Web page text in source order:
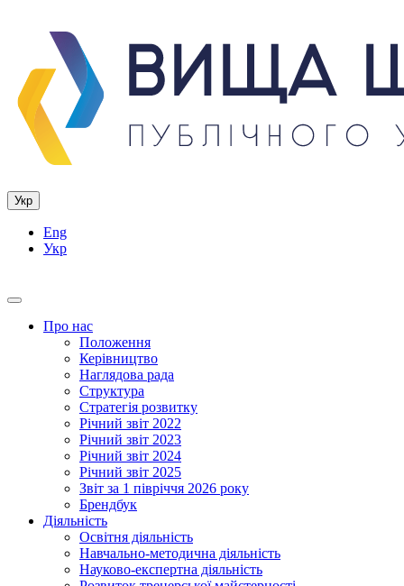
Укр
Eng
Укр
Про нас
Положення
Керівництво
Наглядова рада
Структура
Стратегія розвитку
Річний звіт 2022
Річний звіт 2023
Річний звіт 2024
Річний звіт 2025
Звіт за 1 півріччя 2026 року
Брендбук
Діяльність
Освітня діяльність
Навчально-методична діяльність
Науково-експертна діяльність